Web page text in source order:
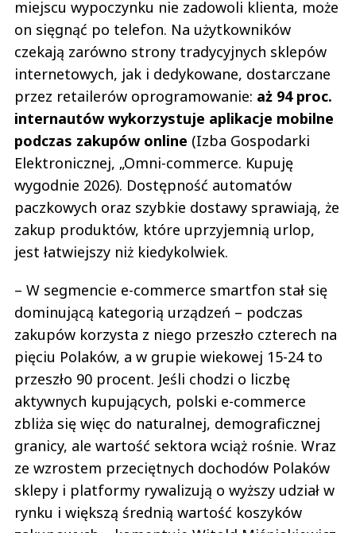
miejscu wypoczynku nie zadowoli klienta, może
on sięgnąć po telefon. Na użytkowników
czekają zarówno strony tradycyjnych sklepów
internetowych, jak i dedykowane, dostarczane
przez retailerów oprogramowanie: aż 94 proc.
internautów wykorzystuje aplikacje mobilne
podczas zakupów online (Izba Gospodarki
Elektronicznej, „Omni-commerce. Kupuję
wygodnie 2026). Dostępność automatów
paczkowych oraz szybkie dostawy sprawiają, że
zakup produktów, które uprzyjemnią urlop,
jest łatwiejszy niż kiedykolwiek.
– W segmencie e-commerce smartfon stał się
dominującą kategorią urządzeń – podczas
zakupów korzysta z niego przeszło czterech na
pięciu Polaków, a w grupie wiekowej 15-24 to
przeszło 90 procent. Jeśli chodzi o liczbę
aktywnych kupujących, polski e-commerce
zbliża się więc do naturalnej, demograficznej
granicy, ale wartość sektora wciąż rośnie. Wraz
ze wzrostem przeciętnych dochodów Polaków
sklepy i platformy rywalizują o wyższy udział w
rynku i większą średnią wartość koszyków